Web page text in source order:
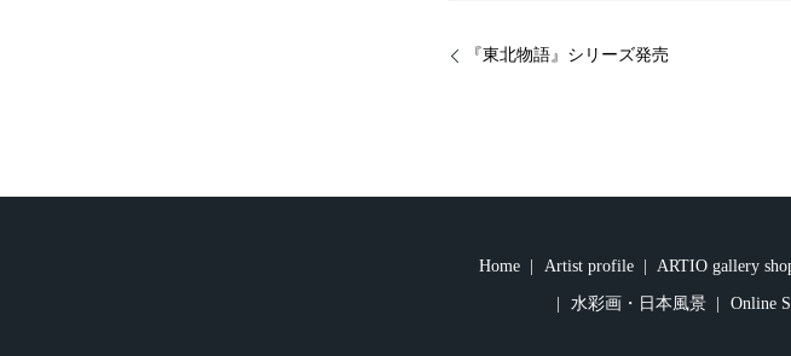
『東北物語』シリーズ発売
Home Artist profile ARTIO gallery
水彩画・日本風景 Online